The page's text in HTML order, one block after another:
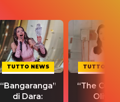
TUTTO NEWS
“Bangaranga”
di Dara:
TUTTO
“The
Olivia